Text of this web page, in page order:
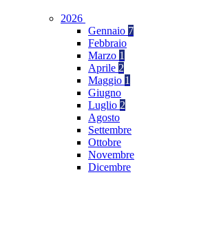
2026
Gennaio 7
Febbraio
Marzo 1
Aprile 2
Maggio 1
Giugno
Luglio 2
Agosto
Settembre
Ottobre
Novembre
Dicembre